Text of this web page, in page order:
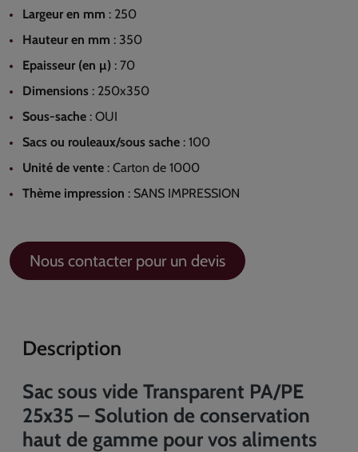
Largeur en mm : 250
Hauteur en mm : 350
Epaisseur (en µ) : 70
Dimensions : 250x350
Sous-sache : OUI
Sacs ou rouleaux/sous sache : 100
Unité de vente : Carton de 1000
Thème impression : SANS IMPRESSION
Nous contacter pour un devis
Description
Sac sous vide Transparent PA/PE
25x35 – Solution de conservation
haut de gamme pour vos aliments